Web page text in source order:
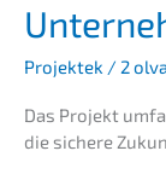
Projek­tek / 2
Das Projekt
die siche­re